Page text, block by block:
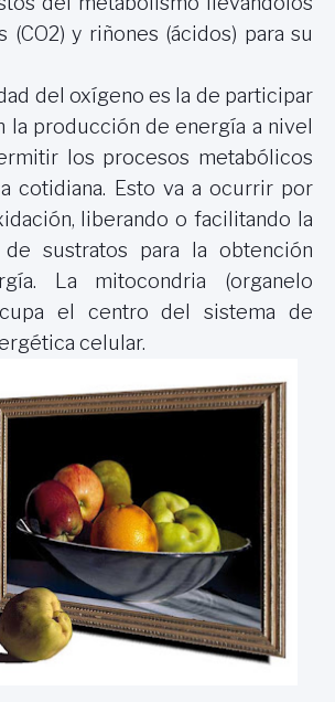
(CO2) y riñones (ácidos) para su
oxígeno es la de participar
la producción de energía a nivel
los procesos metabólicos
cotidiana. Esto va a ocurrir por
liberando o facilitando la
de sustratos para la obtención
La mitocondria (organelo
el centro del sistema de
celular.